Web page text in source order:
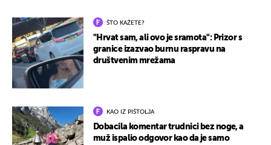
ŠTO KAŽETE?
"Hrvat sam, ali ovo je sramota": Prizor s
granice izazvao burnu raspravu na
društvenim mrežama
KAO IZ PIŠTOLJA
Dobacila komentar trudnici bez noge, a
muž ispalio odgovor kao da je samo